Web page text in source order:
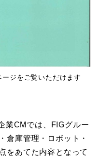
ジをご覧いただけます
業CMでは、FIGグルー
倉庫管理・ロボット・
をあてた内容となって